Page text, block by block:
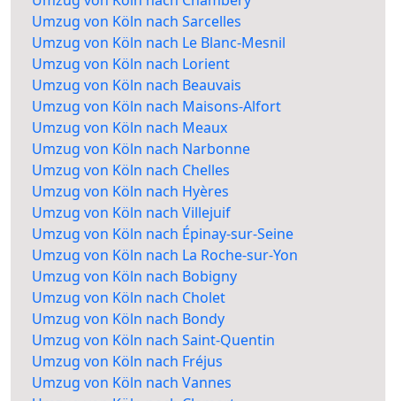
Umzug von Köln nach Sarcelles
Umzug von Köln nach Le Blanc-Mesnil
Umzug von Köln nach Lorient
Umzug von Köln nach Beauvais
Umzug von Köln nach Maisons-Alfort
Umzug von Köln nach Meaux
Umzug von Köln nach Narbonne
Umzug von Köln nach Chelles
Umzug von Köln nach Hyères
Umzug von Köln nach Villejuif
Umzug von Köln nach Épinay-sur-Seine
Umzug von Köln nach La Roche-sur-Yon
Umzug von Köln nach Bobigny
Umzug von Köln nach Cholet
Umzug von Köln nach Bondy
Umzug von Köln nach Saint-Quentin
Umzug von Köln nach Fréjus
Umzug von Köln nach Vannes